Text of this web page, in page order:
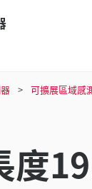
可擴展區域感
度